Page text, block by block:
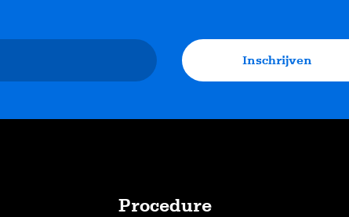
Inschrijven
Procedure